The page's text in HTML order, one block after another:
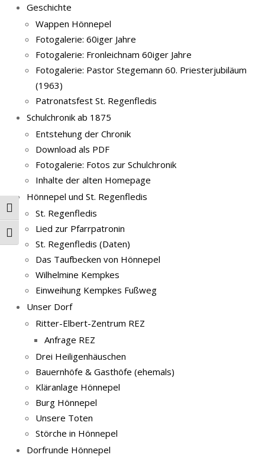
Umschalten auf hohe Kontraste
Schrift vergrößern
Geschichte
Wappen Hönnepel
Fotogalerie: 60iger Jahre
Fotogalerie: Fronleichnam 60iger Jahre
Fotogalerie: Pastor Stegemann 60. Priesterjubiläum
(1963)
Patronatsfest St. Regenfledis
Schulchronik ab 1875
Entstehung der Chronik
Download als PDF
Fotogalerie: Fotos zur Schulchronik
Inhalte der alten Homepage
Hönnepel und St. Regenfledis
St. Regenfledis
Lied zur Pfarrpatronin
St. Regenfledis (Daten)
Das Taufbecken von Hönnepel
Wilhelmine Kempkes
Einweihung Kempkes Fußweg
Unser Dorf
Ritter-Elbert-Zentrum REZ
Anfrage REZ
Drei Heiligenhäuschen
Bauernhöfe & Gasthöfe (ehemals)
Kläranlage Hönnepel
Burg Hönnepel
Unsere Toten
Störche in Hönnepel
Dorfrunde Hönnepel